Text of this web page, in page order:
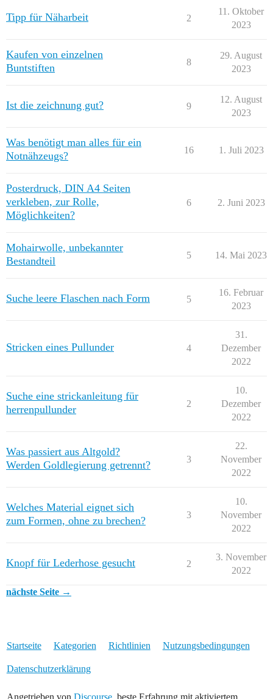
Tipp für Näharbeit 2
11. Oktober
2023
Kaufen von einzelnen
Buntstiften
8
29. August
2023
Ist die zeichnung gut? 9
12. August
2023
Was benötigt man alles für ein
Notnähzeugs?
16 1. Juli 2023
Posterdruck, DIN A4 Seiten
verkleben, zur Rolle,
Möglichkeiten?
6 2. Juni 2023
Mohairwolle, unbekannter
Bestandteil
5 14. Mai 2023
Suche leere Flaschen nach Form 5
16. Februar
2023
Stricken eines Pullunder 4
31.
Dezember
2022
Suche eine strickanleitung für
herrenpullunder
2
10.
Dezember
2022
Was passiert aus Altgold?
Werden Goldlegierung getrennt?
3
22.
November
2022
Welches Material eignet sich
zum Formen, ohne zu brechen?
3
10.
November
2022
Knopf für Lederhose gesucht 2
3. November
2022
nächste Seite →
Startseite Kategorien Richtlinien Nutzungsbedingungen
Datenschutzerklärung
Angetrieben von Discourse, beste Erfahrung mit aktiviertem